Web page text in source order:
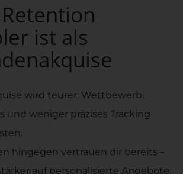
ist als
wird teurer: Wettbewerb,
und weniger präzises Tracking
hingegen vertrauen dir bereits –
auf personalisierte Angebote.